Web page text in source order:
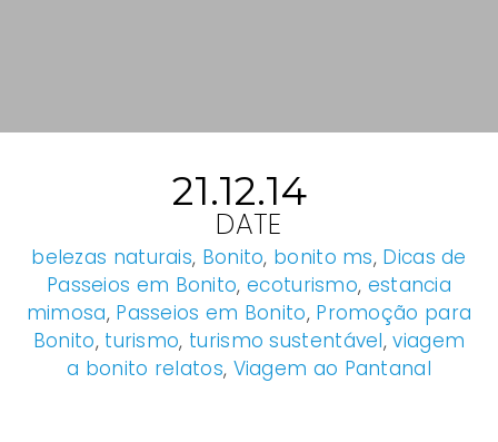
21.12.14
DATE
belezas naturais, Bonito, bonito ms, Dicas de
Passeios em Bonito, ecoturismo, estancia
mimosa, Passeios em Bonito, Promoção para
Bonito, turismo, turismo sustentável,viagem
a bonito relatos, Viagem ao Pantanal